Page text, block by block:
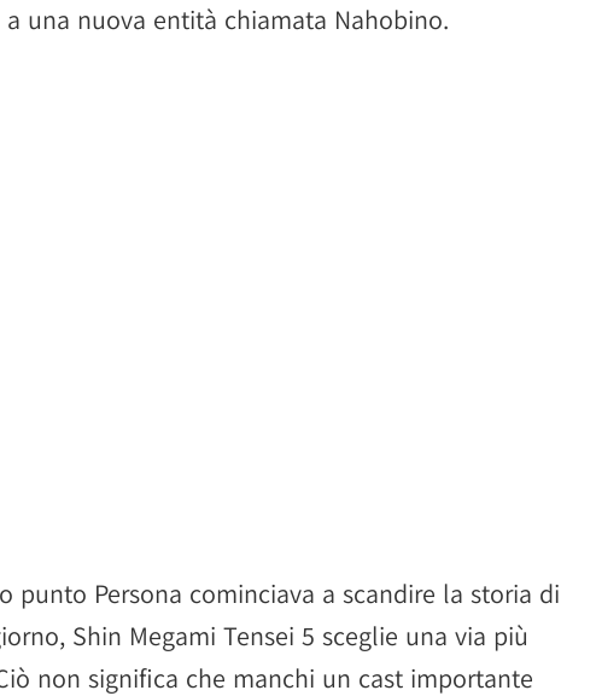
una nuova entità chiamata Nahobino.
punto Persona cominciava a scandire la storia di
Shin Megami Tensei 5 sceglie una via più
non significa che manchi un cast importante